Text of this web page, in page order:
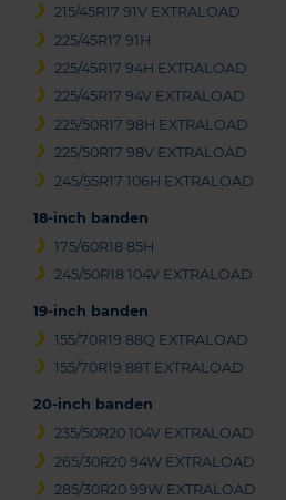
215/45R17 91V EXTRALOAD
225/45R17 91H
225/45R17 94H EXTRALOAD
225/45R17 94V EXTRALOAD
225/50R17 98H EXTRALOAD
225/50R17 98V EXTRALOAD
245/55R17 106H EXTRALOAD
18-inch banden
175/60R18 85H
245/50R18 104V EXTRALOAD
19-inch banden
155/70R19 88Q EXTRALOAD
155/70R19 88T EXTRALOAD
20-inch banden
235/50R20 104V EXTRALOAD
265/30R20 94W EXTRALOAD
285/30R20 99W EXTRALOAD